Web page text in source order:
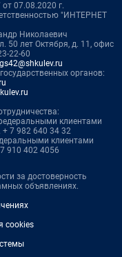
07.08.2020 г.
"ИНТЕРНЕТ
Николаевич
50 лет Октября, д. 11, офис
22-60
органов:
клиентами
+ 7 982 640 34 32
клиентами
910 402 4056
за достоверность
объявлениях.
cookies